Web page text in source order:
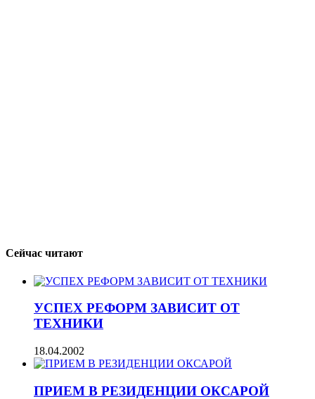
Сейчас читают
УСПЕХ РЕФОРМ ЗАВИСИТ ОТ
ТЕХНИКИ
18.04.2002
ПРИЕМ В РЕЗИДЕНЦИИ ОКСАРОЙ